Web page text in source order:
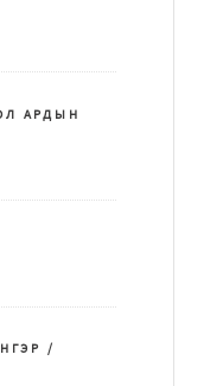
АРДЫН
/